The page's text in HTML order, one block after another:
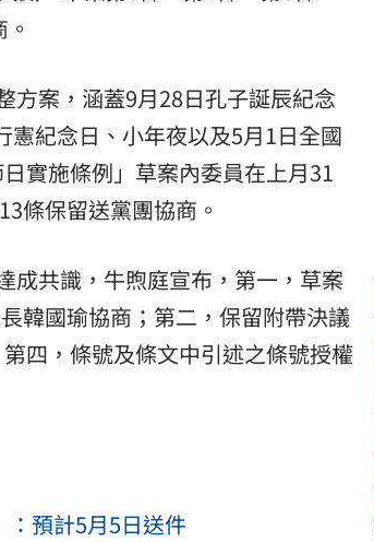
方案，涵蓋9月28日孔子誕辰紀念
憲紀念日、小年夜以及5月1日全國
實施條例」草案內委員在上月31
條保留送黨團協商。
成共識，牛煦庭宣布，第一，草案
韓國瑜協商；第二，保留附帶決議
四，條號及條文中引述之條號授權
預計5月5日送件